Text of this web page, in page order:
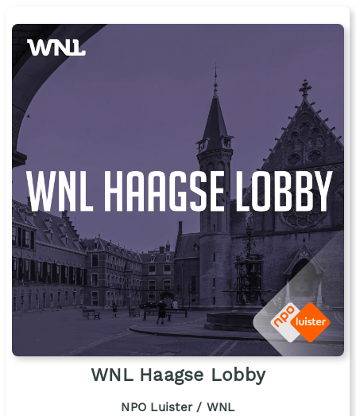
WNL Haagse Lobby
NPO Luister / WNL